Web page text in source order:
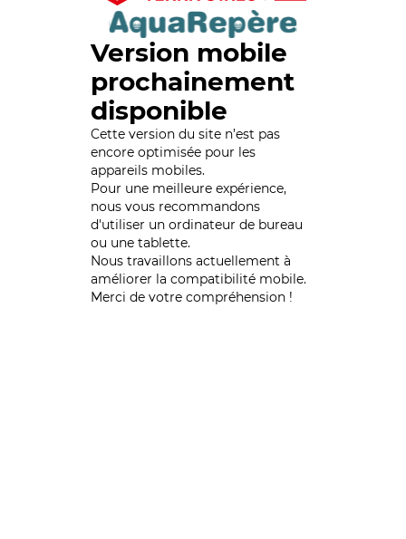
Version mobile
prochainement
disponible
Cette version du site n’est pas
encore optimisée pour les
appareils mobiles.
Pour une meilleure expérience,
nous vous recommandons
d'utiliser un ordinateur de bureau
ou une tablette.
Nous travaillons actuellement à
améliorer la compatibilité mobile.
Merci de votre compréhension !